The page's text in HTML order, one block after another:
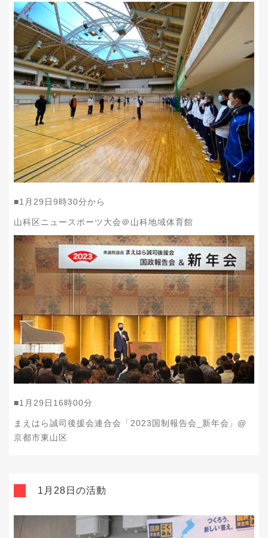
■1月29日9時30分から
山科区ニュースポーツ大会＠山科地域体育館
■1月29日16時00分
まえはら誠司後援会連合会「2023国制報告会_新年会」@
京都市東山区
1月28日の活動